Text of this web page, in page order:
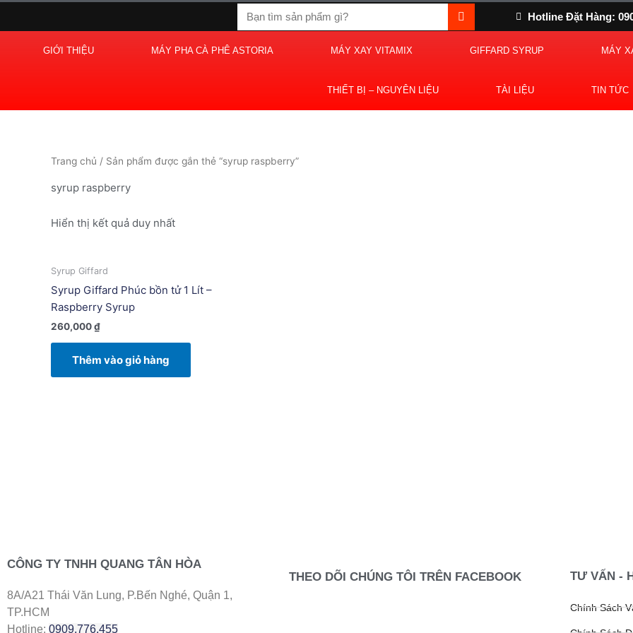
Tìm
kiếm
Hotline Đặt Hàng:
GIỚI THIỆU MÁY PHA CÀ PHÊ ASTORIA MÁY XAY VITAMIX GIFFARD SYRUP MÁY
THIẾT BỊ – NGUYÊN LIỆU TÀI LIỆU TIN TỨC
Trang chủ / Sản phẩm được gắn thẻ “syrup raspberry”
syrup raspberry
Hiển thị kết quả duy nhất
Syrup Giffard
Syrup Giffard Phúc bồn tử 1 Lít –
Raspberry Syrup
260,000₫
Thêm vào giỏ hàng
CÔNG TY TNHH QUANG TÂN HÒA
8A/A21 Thái Văn Lung, P.Bến Nghé, Quận 1,
TP.HCM
Hotline: 0909.776.455
THEO DÕI CHÚNG TÔI TRÊN FACEBOOK TƯ VẤN -
Chính Sách